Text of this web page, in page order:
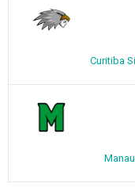
Curitiba